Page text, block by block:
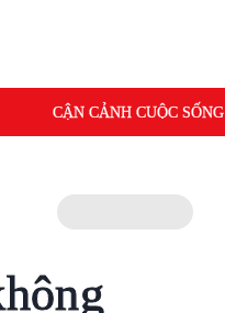
CẬN CẢNH CUỘC SỐNG